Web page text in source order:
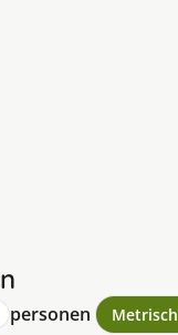
personen Metrisch